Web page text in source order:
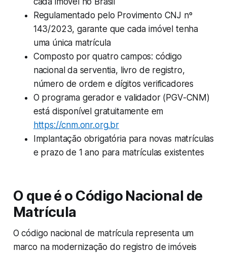
Regulamentado pelo Provimento CNJ nº
143/2023, garante que cada imóvel tenha
uma única matrícula
Composto por quatro campos: código
nacional da serventia, livro de registro,
número de ordem e dígitos verificadores
O programa gerador e validador (PGV-CNM)
está disponível gratuitamente em
https://cnm.onr.org.br
Implantação obrigatória para novas matrículas
e prazo de 1 ano para matrículas existentes
O que é o Código Nacional de
Matrícula
O código nacional de matrícula representa um
marco na modernização do registro de imóveis